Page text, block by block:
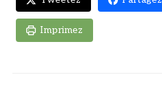
Imprimez